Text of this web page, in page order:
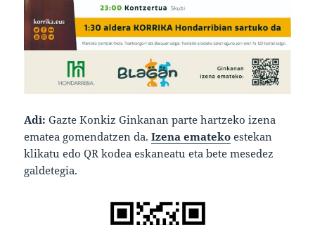
Adi: Gazte Konkiz Ginkanan parte hartzeko izena
ematea gomendatzen da.Izena emateko estekan
klikatu edo QR kodea eskaneatu eta bete mesedez
galdetegia.